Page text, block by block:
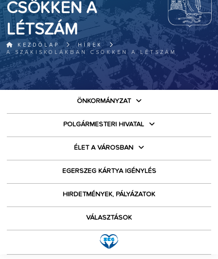
CSÖKKEN A
LÉTSZÁM
KEZDŐLAP
HÍREK
A SZAKISKOLÁKBAN CSÖKKEN A LÉTSZÁM
ÖNKORMÁNYZAT
POLGÁRMESTERI HIVATAL
ÉLET A VÁROSBAN
EGERSZEG KÁRTYA IGÉNYLÉS
HIRDETMÉNYEK, PÁLYÁZATOK
VÁLASZTÁSOK